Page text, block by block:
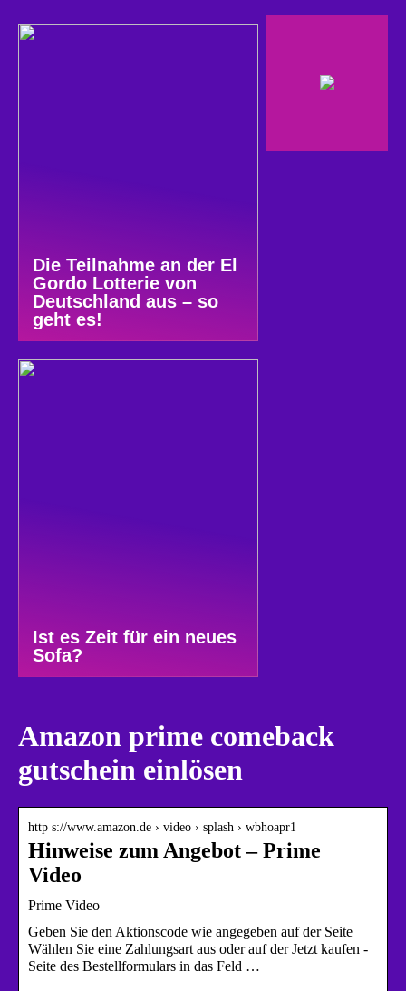
Die Teilnahme an der El
Gordo Lotterie von
Deutschland aus – so
geht es!
Ist es Zeit für ein neues
Sofa?
Amazon prime comeback
gutschein einlösen
http s://www.amazon.de › video › splash › wbhoapr1
Hinweise zum Angebot – Prime
Video
Prime Video
Geben Sie den Aktionscode wie angegeben auf der Seite
Wählen Sie eine Zahlungsart aus oder auf der Jetzt kaufen -
Seite des Bestellformulars in das Feld …